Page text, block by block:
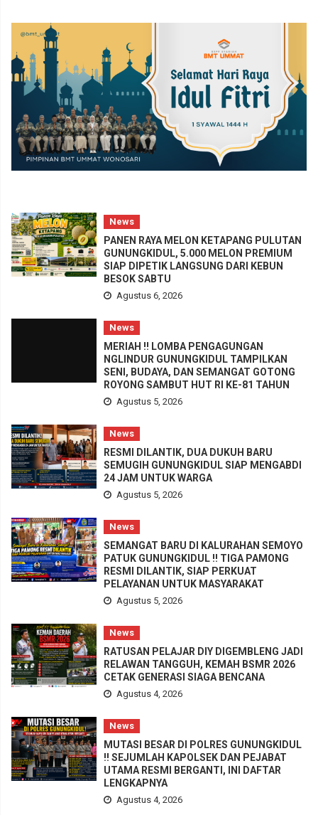
News
PANEN RAYA MELON KETAPANG PULUTAN
GUNUNGKIDUL, 5.000 MELON PREMIUM
SIAP DIPETIK LANGSUNG DARI KEBUN
BESOK SABTU
Agustus 6, 2026
News
MERIAH !! LOMBA PENGAGUNGAN
NGLINDUR GUNUNGKIDUL TAMPILKAN
SENI, BUDAYA, DAN SEMANGAT GOTONG
ROYONG SAMBUT HUT RI KE-81 TAHUN
Agustus 5, 2026
News
RESMI DILANTIK, DUA DUKUH BARU
SEMUGIH GUNUNGKIDUL SIAP MENGABDI
24 JAM UNTUK WARGA
Agustus 5, 2026
News
SEMANGAT BARU DI KALURAHAN SEMOYO
PATUK GUNUNGKIDUL !! TIGA PAMONG
RESMI DILANTIK, SIAP PERKUAT
PELAYANAN UNTUK MASYARAKAT
Agustus 5, 2026
News
RATUSAN PELAJAR DIY DIGEMBLENG JADI
RELAWAN TANGGUH, KEMAH BSMR 2026
CETAK GENERASI SIAGA BENCANA
Agustus 4, 2026
News
MUTASI BESAR DI POLRES GUNUNGKIDUL
!! SEJUMLAH KAPOLSEK DAN PEJABAT
UTAMA RESMI BERGANTI, INI DAFTAR
LENGKAPNYA
Agustus 4, 2026